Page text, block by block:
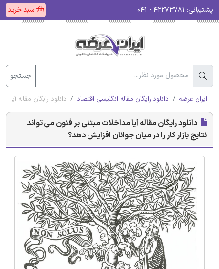
پشتیبانی: سبد خرید
جستجو
ایران عرضه دانلود رایگان مقاله انگلیسی اقتصاد دانلود رایگان مقاله آیا
دانلود رایگان مقاله آیا مداخلات مبتنی بر فنون می تواند
نتایج بازار کار را در میان جوانان افزایش دهد؟